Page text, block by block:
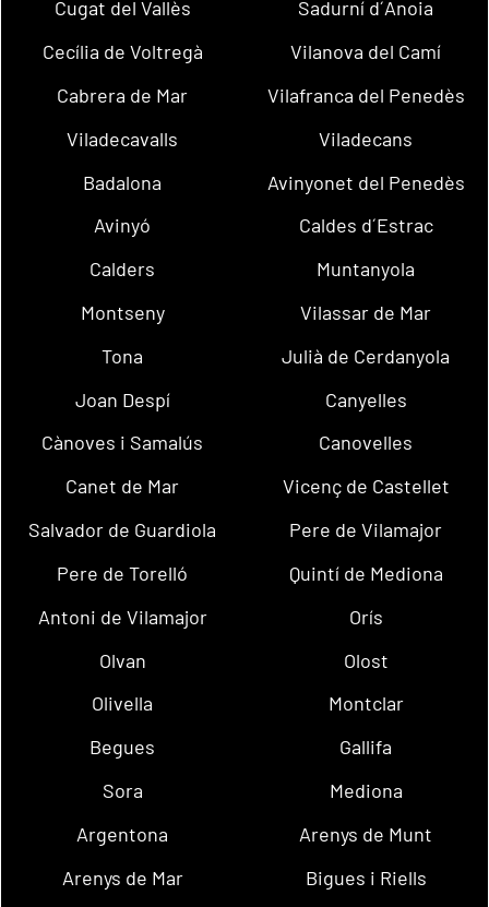
Cugat del Vallès
Sadurní d´Anoia
Cecília de Voltregà
Vilanova del Camí
Cabrera de Mar
Vilafranca del Penedès
Viladecavalls
Viladecans
Badalona
Avinyonet del Penedès
Avinyó
Caldes d´Estrac
Calders
Muntanyola
Montseny
Vilassar de Mar
Tona
Julià de Cerdanyola
Joan Despí
Canyelles
Cànoves i Samalús
Canovelles
Canet de Mar
Vicenç de Castellet
Salvador de Guardiola
Pere de Vilamajor
Pere de Torelló
Quintí de Mediona
Antoni de Vilamajor
Orís
Olvan
Olost
Olivella
Montclar
Begues
Gallifa
Sora
Mediona
Argentona
Arenys de Munt
Arenys de Mar
Bigues i Riells